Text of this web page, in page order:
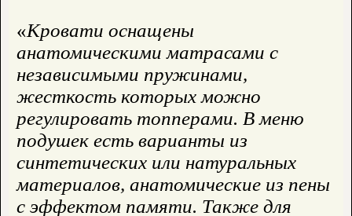
«Кровати оснащены
анатомическими матрасами с
независимыми пружинами,
жесткость которых можно
регулировать топперами. В меню
подушек есть варианты из
синтетических или натуральных
материалов, анатомические из пены
с эффектом памяти. Также для